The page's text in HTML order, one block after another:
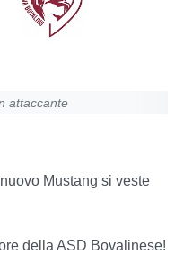
attaccante
Mustang si veste
della ASD Bovalinese!